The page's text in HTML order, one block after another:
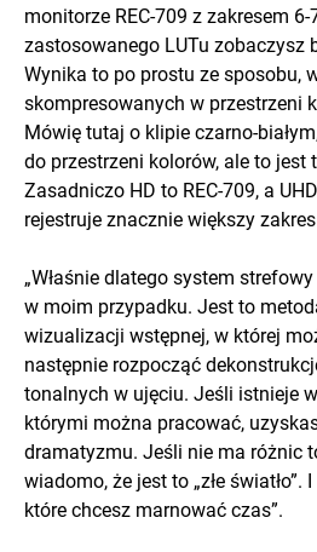
monitorze REC-709 z zakresem
zastosowanego LUTu zobaczysz
Wynika to po prostu ze sposobu,
skompresowanych w przestrzeni
Mówię tutaj o klipie czarno-
do przestrzeni kolorów, ale to jest
Zasadniczo HD to REC-709, a
rejestruje znacznie większy
„Właśnie dlatego system
w moim przypadku. Jest to
wizualizacji wstępnej, w której
następnie rozpocząć
tonalnych w ujęciu. Jeśli istnieje
którymi można pracować,
dramatyzmu. Jeśli nie ma różnic
wiadomo, że jest to „złe światło”.
które chcesz marnować czas”.